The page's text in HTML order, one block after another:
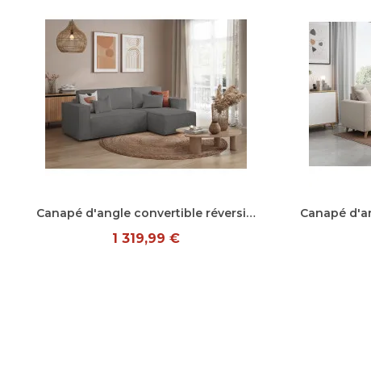
Aperçu rapide Canapé d'angle convertible réversible en tissu bouclé Charly
1 319,99 €